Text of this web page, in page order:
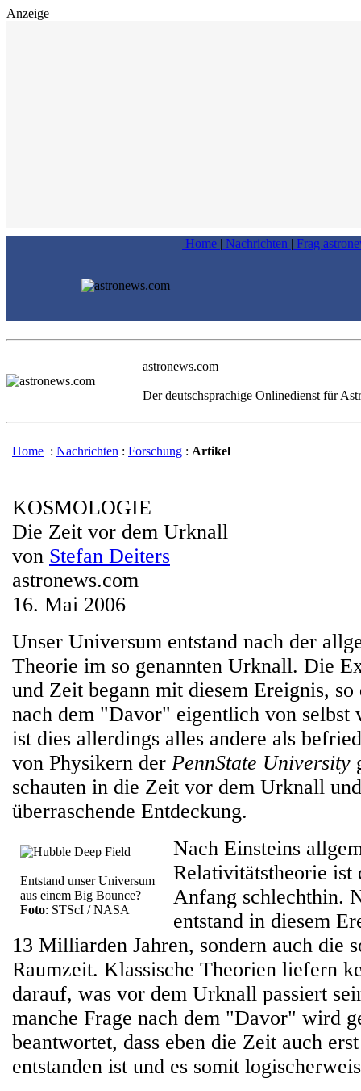
Anzeige
Home | Nachrichten | Frag
astronews.com
Der deutschsprachige Onlinedienst für
Home : Nachrichten : Forschung : Artikel
KOSMOLOGIE
Die Zeit vor dem Urknall
von Stefan Deiters
astronews.com
16. Mai 2006
Unser Universum entstand nach der
Theorie im so genannten Urknall. Die
und Zeit begann mit diesem Ereignis, so
nach dem "Davor" eigentlich von selbst
ist dies allerdings alles andere als
von Physikern der PennState University
schauten in die Zeit vor dem Urknall
überraschende Entdeckung.
Entstand unser Universum
aus einem Big Bounce?
Foto: STScI / NASA
Nach Einsteins
Relativitätstheorie
Anfang schlechthin.
entstand in diesem
13 Milliarden Jahren, sondern auch die
Raumzeit. Klassische Theorien liefern
darauf, was vor dem Urknall passiert
manche Frage nach dem "Davor" wird
beantwortet, dass eben die Zeit auch
entstanden ist und es somit